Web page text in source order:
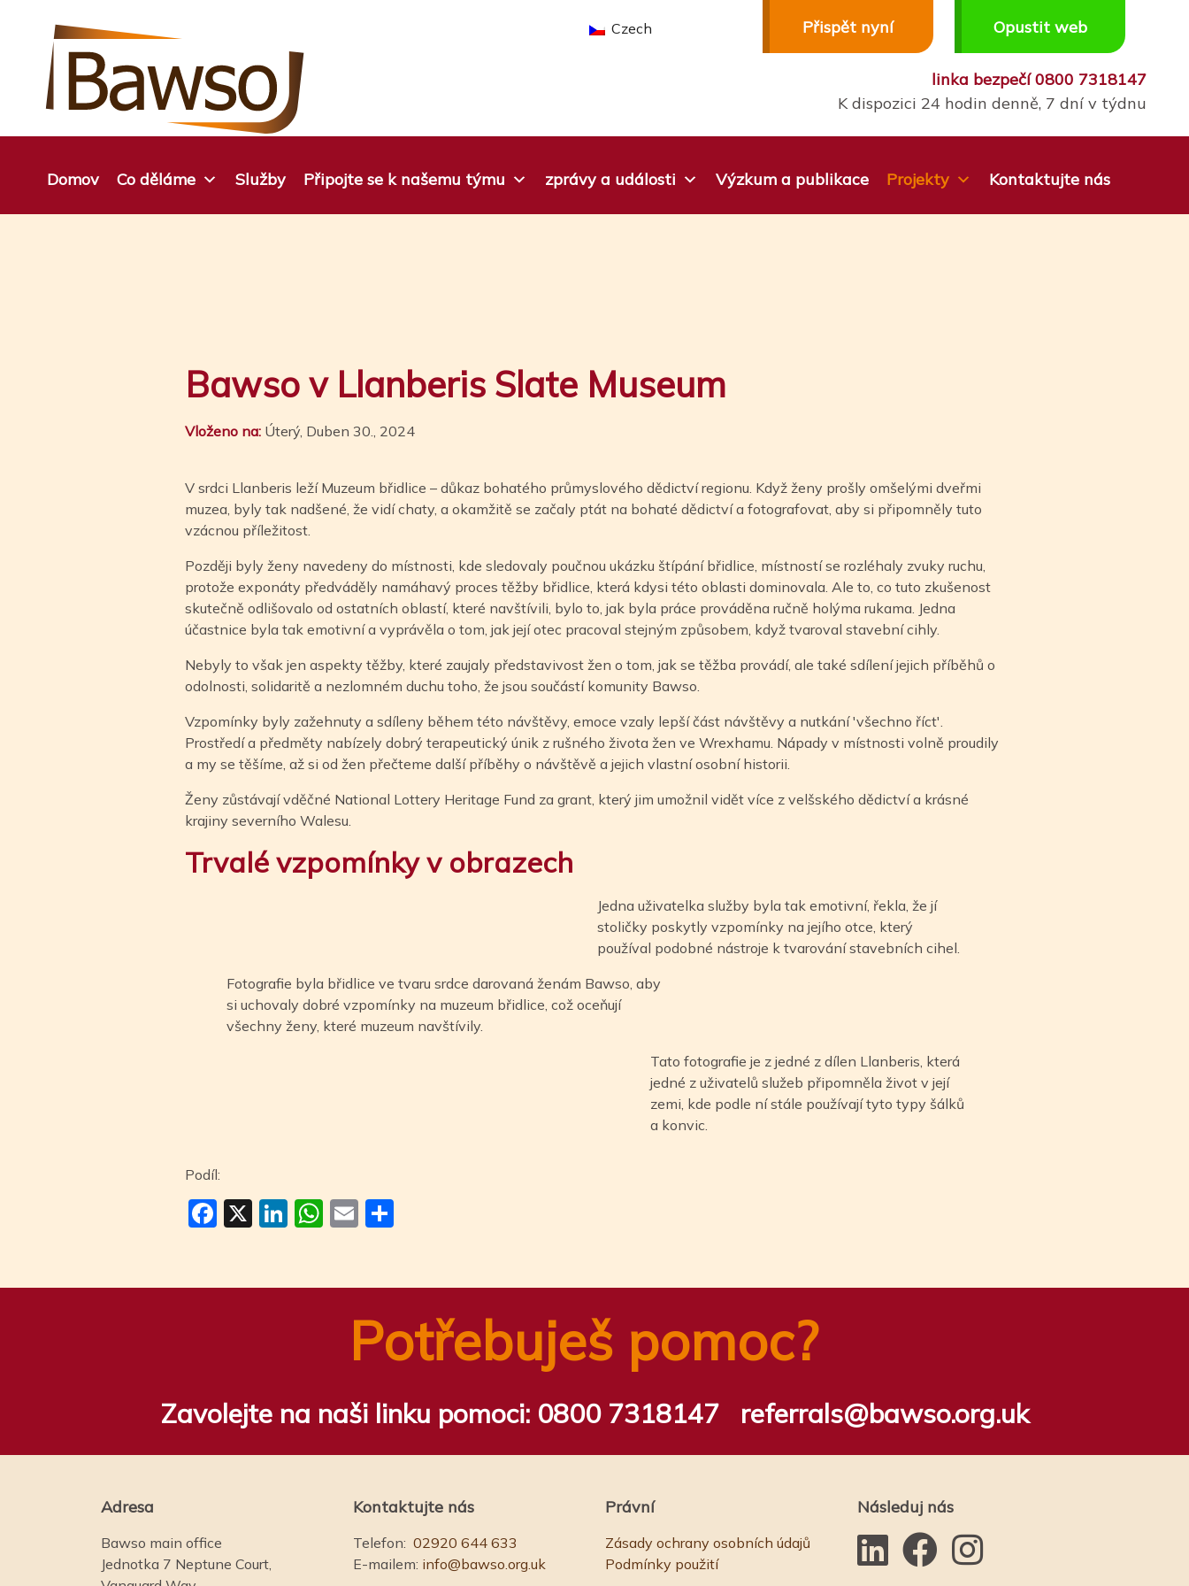
Czech Přispět nyní Opustit web
linka bezpečí0800 7318147
K dispozici 24 hodin denně, 7 dní v týdnu
Domov Co děláme Služby Připojte se k našemu týmu zprávy a události Výzkum a publikace Projekty Kontaktujte nás
Bawso v Llanberis Slate Museum
Vloženo na: Úterý, Duben 30., 2024
V srdci Llanberis leží Muzeum břidlice – důkaz bohatého průmyslového dědictví regionu. Když ženy prošly omšelými dveřmi
muzea, byly tak nadšené, že vidí chaty, a okamžitě se začaly ptát na bohaté dědictví a fotografovat, aby si připomněly tuto
vzácnou příležitost.
Později byly ženy navedeny do místnosti, kde sledovaly poučnou ukázku štípání břidlice, místností se rozléhaly zvuky ruchu,
protože exponáty předváděly namáhavý proces těžby břidlice, která kdysi této oblasti dominovala. Ale to, co tuto zkušenost
skutečně odlišovalo od ostatních oblastí, které navštívili, bylo to, jak byla práce prováděna ručně holýma rukama. Jedna
účastnice byla tak emotivní a vyprávěla o tom, jak její otec pracoval stejným způsobem, když tvaroval stavební cihly.
Nebyly to však jen aspekty těžby, které zaujaly představivost žen o tom, jak se těžba provádí, ale také sdílení jejich příběhů o
odolnosti, solidaritě a nezlomném duchu toho, že jsou součástí komunity Bawso.
Vzpomínky byly zažehnuty a sdíleny během této návštěvy, emoce vzaly lepší část návštěvy a nutkání 'všechno říct'.
Prostředí a předměty nabízely dobrý terapeutický únik z rušného života žen ve Wrexhamu. Nápady v místnosti volně proudily
a my se těšíme, až si od žen přečteme další příběhy o návštěvě a jejich vlastní osobní historii.
Ženy zůstávají vděčné National Lottery Heritage Fund za grant, který jim umožnil vidět více z velšského dědictví a krásné
krajiny severního Walesu.
Trvalé vzpomínky v obrazech
Jedna uživatelka služby byla tak emotivní, řekla, že jí
stoličky poskytly vzpomínky na jejího otce, který
používal podobné nástroje k tvarování stavebních cihel.
Fotografie byla břidlice ve tvaru srdce darovaná ženám Bawso, aby
si uchovaly dobré vzpomínky na muzeum břidlice, což oceňují
všechny ženy, které muzeum navštívily.
Tato fotografie je z jedné z dílen Llanberis, která
jedné z uživatelů služeb připomněla život v její
zemi, kde podle ní stále používají tyto typy šálků
a konvic.
Podíl:
Facebook
X LinkedIn
WhatsApp
Email
Potřebuješ pomoc?
Zavolejte na naši linku pomoci: 0800 7318147 referrals@bawso.org.uk
Adresa
Bawso main office
Jednotka 7 Neptune Court,
Kontaktujte nás
Telefon: 02920 644 633
E-mailem: info@bawso.org.uk
Právní
Zásady ochrany osobních údajů
Podmínky použití
Následuj nás